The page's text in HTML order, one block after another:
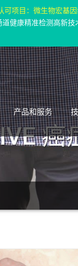
可项目：微生物宏基
道健康精准检测高新
产品和服务
癌